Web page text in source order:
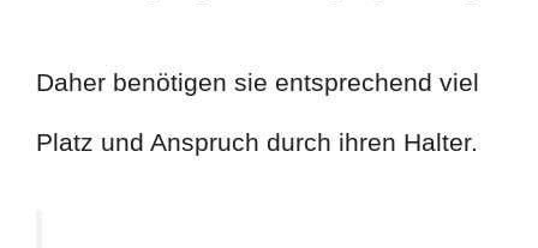
Daher benötigen sie entsprechend viel
Platz und Anspruch durch ihren Halter.